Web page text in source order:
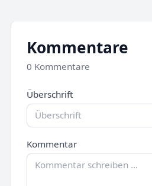
Kommentare
0 Kommentare
Überschrift
Kommentar